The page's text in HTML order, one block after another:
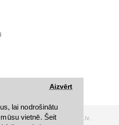
lai nodrošinātu
vietnē. Šeit
Aizvērt
veikals www.Discomania.lv.